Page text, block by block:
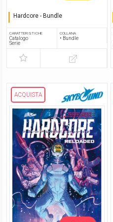
Hardcore - Bundle
CARATTERISTICHE
Catalogo
Serie
COLLANA
• Bundle
ACQUISTA